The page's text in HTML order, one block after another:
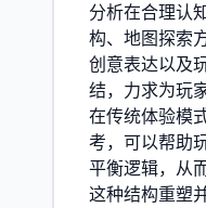
分析在合理认
构、地图探索
创意表达以及
结，力求为玩
在传统体验模
考，可以帮助
平衡逻辑，从
这种结构重塑